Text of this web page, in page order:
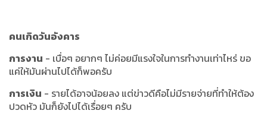
คนเกิดวันอังคาร
การงาน - เบื่อๆ อยากๆ ไม่ค่อยมีแรงใจในการทำงานเท่าไหร่ ขอ
แค่ให้มันผ่านไปได้ก็พอครับ
การเงิน - รายได้อาจน้อยลง แต่ข่าวดีคือไม่มีรายจ่ายที่ทำให้ต้อง
ปวดหัว มันก็ยังไปได้เรื่อยๆ ครับ